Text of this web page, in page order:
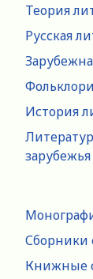
Теория
Русская
История
зарубежья
Сборники
Книжные